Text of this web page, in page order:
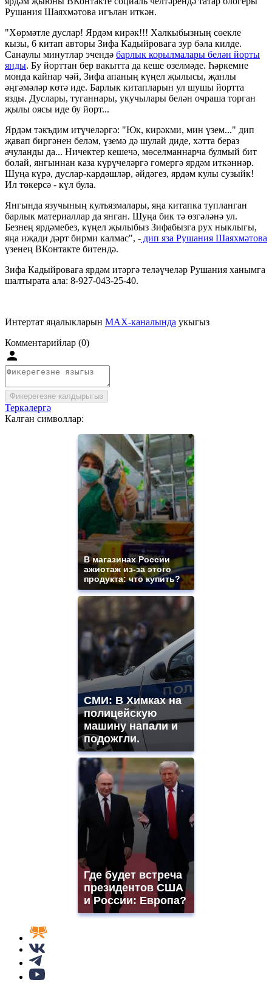
Рушания Шаяхмәтова игълан иткән.
"Хөрмәтле дуслар! Ярдәм кирәк!!! Халкыбызның сөекле
кызы, 6 китап авторы Зифа Кадыйровага зур бәла килде.
Санаулы минутлар эчендә барлык корылмалары белән йорты
янды. Бу йорттан бер вакытта да кеше өзелмәде. Һәркемне
монда кайнар чәй, Зифа апаның күңел җылысы, җанлы
әңгәмәләр көтә иде. Барлык китапларын ул шушы йортта
язды. Дуслары, туганнары, укучылары белән очраша торган
җылы оясы иде бу йорт...
Ярдәм тәкъдим итүчеләргә: "Юк, кирәкми, мин үзем..." дип
җавап биргәнен беләм, үземә дә шулай диде, хәтта бераз
ачуланды да... Ничектер кешечә, мөселманнарча булмый бит
болай, янгыннан каза күрүчеләргә гомергә ярдәм иткәннәр.
Шуңа күрә, дуслар-кардәшләр, әйдәгез, ярдәм кулы сузыйк!
Ил төкерсә - күл була.
Янгында язучының кулъязмалары, яңа китапка тупланган
барлык материаллар да янган. Шуңа бик тә өзгәләнә ул.
Безнең ярдәмебез, күңел җылыбыз Зифабызга рух ныклыгы,
яңа иҗади дәрт бирми калмас", - дип яза Рушания Шаяхмәтова
үзенең ВКонтакте битендә.
Зифа Кадыйровага ярдәм итәргә теләүчеләр Рушания ханымга
шалтырата ала: 8-927-043-25-40.
Интертат яңалыкларын MAX-каналында укыгыз
Комментарийлар (0)
Фикерегезне калдырыгыз
Теркәлергә
Калган символлар:
В магазинах России
ажиотаж из-за этого
продукта: что купить?
СМИ: В Химках на
полицейскую
машину напали и
подожгли.
Где будет встреча
президентов США
и России: Европа?